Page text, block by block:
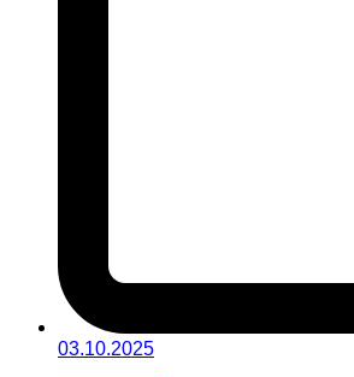
03.10.2025